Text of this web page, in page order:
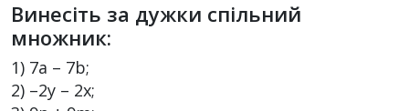
Винесіть за дужки спільний
множник:
1) 7а – 7b;
2) –2у – 2х;